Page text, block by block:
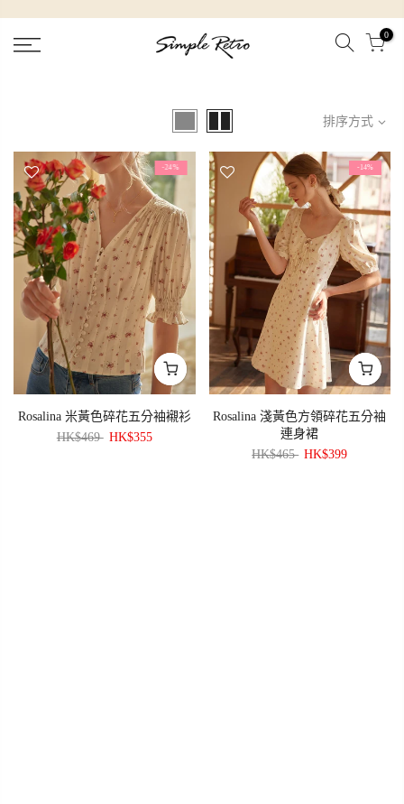
0
排序方式
-24%
Rosalina 米黃色碎花五分袖襯衫
HK$469 HK$355
-14%
Rosalina 淺黃色方領碎花五分袖
連身裙
HK$465 HK$399